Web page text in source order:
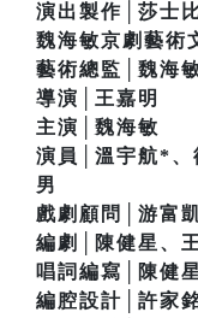
演出製作│莎士
魏海敏京劇藝術
藝術總監│魏海
導演│王嘉明
主演│魏海敏
演員│溫宇航*、
男
戲劇顧問│游富
編劇│陳健星、
唱詞編寫│陳健星
編腔設計│許家